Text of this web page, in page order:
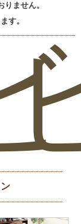
ません。
す。